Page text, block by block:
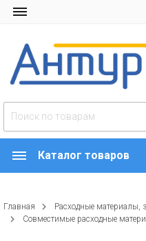
Каталог товаров
Главная
Расходные материалы,
Совместимые расходные